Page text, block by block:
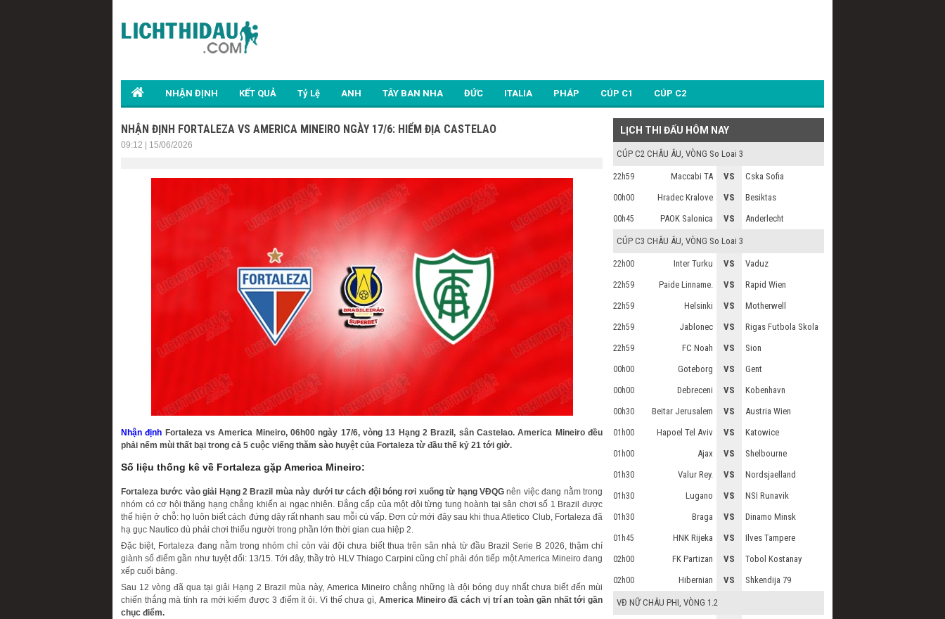
NHẬN ĐỊNH KẾT QUẢ Tỷ Lệ ANH TÂY BAN NHA ĐỨC ITALIA PHÁP CÚP C1 CÚP C2
NHẬN ĐỊNH FORTALEZA VS AMERICA MINEIRO NGÀY 17/6: HIỂM ĐỊA CASTELAO
09:12 | 15/06/2026
Nhận định Fortaleza vs America Mineiro, 06h00 ngày 17/6, vòng 13 Hạng 2 Brazil, sân Castelao. America Mineiro đều
phải nếm mùi thất bại trong cả 5 cuộc viếng thăm sào huyệt của Fortaleza từ đầu thế kỷ 21 tới giờ.
Số liệu thống kê về Fortaleza gặp America Mineiro:
Fortaleza bước vào giải Hạng 2 Brazil mùa này dưới tư cách đội bóng rơi xuống từ hạng VĐQG nên việc đang nằm trong
nhóm có cơ hội thăng hạng chẳng khiến ai ngạc nhiên. Đẳng cấp của một đội từng tung hoành tại sân chơi số 1 Brazil được
thể hiện ở chỗ: họ luôn biết cách đứng dậy rất nhanh sau mỗi cú vấp. Đơn cử mới đây sau khi thua Atletico Club, Fortaleza đã
hạ gục Nautico dù phải chơi thiếu người trong phần lớn thời gian cua hiệp 2.
Đặc biệt, Fortaleza đang nằm trong nhóm chỉ còn vài đội chưa biết thua trên sân nhà từ đầu Brazil Serie B 2026, thậm chí
giành số điểm gần như tuyệt đối: 13/15. Tới đây, thầy trò HLV Thiago Carpini cũng chỉ phải đón tiếp một America Mineiro đang
xếp cuối bảng.
Sau 12 vòng đã qua tại giải Hạng 2 Brazil mùa này, America Mineiro chẳng những là đội bóng duy nhất chưa biết đến mùi
chiến thắng mà tính ra mới kiếm được 3 điểm ít ỏi. Vì thế chưa gì, America Mineiro đã cách vị trí an toàn gần nhất tới gần
chục điểm.
LỊCH THI ĐẤU HÔM NAY
CÚP C2 CHÂU ÂU, VÒNG So Loai 3
22h59 Maccabi TA VS Cska Sofia
00h00 Hradec Kralove VS Besiktas
00h45 PAOK Salonica VS Anderlecht
CÚP C3 CHÂU ÂU, VÒNG So Loai 3
22h00 Inter Turku VS Vaduz
22h59 Paide Linname. VS Rapid Wien
22h59 Helsinki VS Motherwell
22h59 Jablonec VS Rigas Futbola Skola
22h59 FC Noah VS Sion
00h00 Goteborg VS Gent
00h00 Debreceni VS Kobenhavn
00h30 Beitar Jerusalem VS Austria Wien
01h00 Hapoel Tel Aviv VS Katowice
01h00 Ajax VS Shelbourne
01h30 Valur Rey. VS Nordsjaelland
01h30 Lugano VS NSI Runavik
01h30 Braga VS Dinamo Minsk
01h45 HNK Rijeka VS Ilves Tampere
02h00 FK Partizan VS Tobol Kostanay
02h00 Hibernian VS Shkendija 79
VĐ NỮ CHÂU PHI, VÒNG 1.2